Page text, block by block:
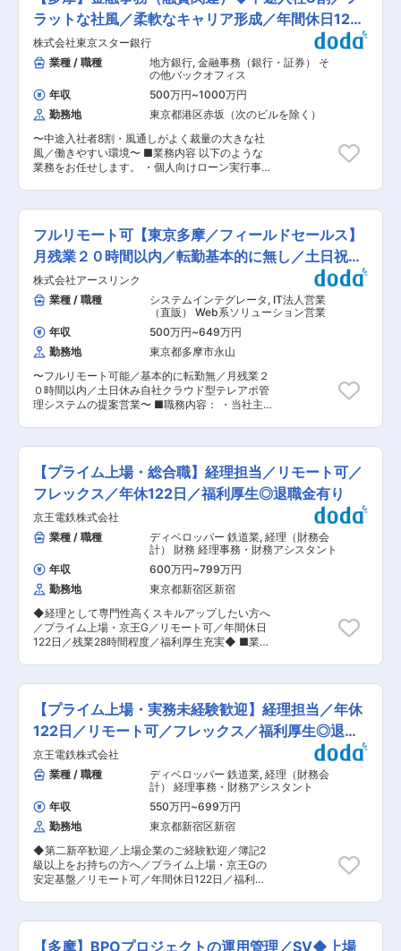
業務（国内・海外）＿調達契約、製造委託契約、
開発委託契約等 ・リスクマネジメント業務（事務
局会議体運営、資料作成・進捗管理・モニタリン
グ）） ・コンプライアンス業務 ・社内法律相談
（アライアンス推進、著作権関連等） ・訴訟・紛
争対応 ・他請求書処理、部内行事参画、関係省庁
連携等 日々の契約業務もございますが、リスクマ
ネジメントやコンプライアンスなど会社経営に関
連する業務にも力を入れております。将来的には
法務プロセスの効率化・標準化への取り組み、組
織課題に応じた法務観点からの改善提案、各事業
部との連携等にも携わっていただきたいと考えて
います。 ■組織構成： 人事総務部法務課は5名に
職種専門管理職としてまたは管理職候補としての
活躍を期待しています。ご自身の描くキャリアや
適性に応じて会社と相談の上選んでいただけま
す。 ■就業環境： 月平均残業は20時間以下、出
社を基本としていますが週1回在宅推奨日があ
り、年間休日128日とワークライフバランスも整
えられる環境です。当社は退職金制度や、住宅手
当制度等、福利厚生も充実しております。 ■企業
魅力： 当社は創立80年を超える工業ミシン世界
シェアトップのメーカー企業です。世界180ヵ国
で同社製品が導入されており、海外売上は8割以
上を占め、世界中の人々の生活を下支えしていま
す。当社製品は衣服や靴、鞄といったファッショ
載したハイテクノロジー工業製品にも使われてい
ます。 変更の範囲：会社の定める業務
ラットな社風／柔軟なキャリア形成／年間休日120
日
株式会社東京スター銀行
業種 / 職種
地方銀行, 金融事務（銀行・証券） そ
の他バックオフィス
年収
500万円~1000万円
勤務地
東京都港区赤坂（次のビルを除く）
〜中途入社者8割・風通しがよく裁量の大きな社
風／働きやすい環境〜 ■業務内容 以下のような
業務をお任せします。 ・個人向けローン実行事務
インや他部門との連携も実施いただきます。 ■組
織について クレジット＆ローンアドミニストレー
ション部（以下CLA部）は3ラインで構成されて
おり、法人/個人融資関連事務、債権保全・管理業
務を担当しています。本求人では、融資関連の登
録事務をお任せします。 ■魅力ポイント ・2001
年に創業した比較的新しい銀行です。他行と比較
してもベンチャーマインドが強く、若手であって
も実力があれば責任のある職務に登用する等、ス
ピード感と裁量をもてる環境です。 ・ラウンジ型
の店舗（完全予約制）や東京スター銀行唯一の商
品を持っており（国内唯一、永住権を持たない外
国人にも対応可能な住宅ローンなど）、他銀行に
はないユニークな特徴を持っています。 ■働き
方・転勤・評価制度等 ・年2回の公募・年1回のキ
ャリア希望アンケート・3年に1度人事が全行員と
たいという考え方に基づく制度設計をしていま
す。 自身の意思に基づいたキャリア形成がしやす
い環境です。 ・支店の8割が首都圏にあり、物理
的に転居をともなう異動が生じづらいです。銀行
としても転居を伴う異動を極力避ける考え方をし
ています。 ・全社としては週1回早帰りの退行日
を設定したり、年2回のリフレッシュウィークの
実施、連続5日間休暇の義務化なども行ってお
り、平均残業時間は10.5時間、平均有給取得率も
78.9％とワークライフバランスを保つことができ
ます ・育児休業取得率は女性100％、男性53.8％
と、安心してライフステージを迎えることができ
る点も魅力のひとつです。 ■ビジネスの方向性・
あるようなビジネスに今後も注力をしていく方針
です。 社内でも「チャレンジ」という言葉がよく
も、付加価値や差別化を意識し、前向きで明るい
イメージのある企業を目指しています。 変更の範
囲：会社の定める業務
フルリモート可【東京多摩／フィールドセールス】
月残業２０時間以内／転勤基本的に無し／土日祝休
み
株式会社アースリンク
業種 / 職種
システムインテグレータ , IT法人営業
（直販） Web系ソリューション営業
年収
500万円~649万円
勤務地
東京都多摩市永山
〜フルリモート可能／基本的に転勤無／月残業２
０時間以内／土日休み自社クラウド型テレアポ管
理システムの提案営業〜 ■職務内容： ・当社主
Salesforce向けに開発された専用のアプリケーシ
ョンでございます。 ■営業手法について： ・当
社インサイドセールスが獲得したアポイントを元
に課題解決を中心とした法人営業活動を、インサ
イドセールスと連携し推進いただきます。 ■入社
後の流れ： ・入社後3ヶ月の試用期間は社内での
インサイドセールスからお任せします。その後、
徐々にフィールドセールス(外勤営業)をお任せす
る想定です。 ■「Sakura」とは： ・クラウド型
テレアポ管理システムです。 ・インバウンド／ア
ウトバウンド関わらず、法人顧客のテレアポにお
けるあらゆる課題を解決するシステムです。 ・再
コール日時やmailでのコンタクトメールを設定し
ておくことで次のアクションを確実に実施するこ
とができ、音声データが自動録音されるため、ト
ークの質をマネジメントする事やノウハウの共有
へ加算（70−100%で支給） ■経営理念： ITで
「ありがとう」を。 ・私たちは、お客様に効果を
実感して頂けるITサービスを提供することで、一
つでも多くの「ありがとう」をいただけるよう、
努力しております。 ■組織構成： 配属先はM＆S
本部となり、部署平均年齢は27歳です。 17名
（フィールドセールス4名、インサイドセールス3
名、SV2名、パート8名） ■就業環境： ・残業月
20時間以内 ・転勤も基本的に無く、多摩地域で
長く働きたい方にお勧め ・チームワークを大切に
する社風 ■キャリア/スキルアップについて： ・
パフォーマンスとプロセス評価に分けて実施 (3ヶ
月毎) ・風土、カルチャー :オープンでコミュニケ
テランと様々であり、職種を超えた交流も盛ん。
■各種研修制度の充実： ・外部講師研修 ・サー
【プライム上場・総合職】経理担当／リモート可／
フレックス／年休122日／福利厚生◎退職金有り
京王電鉄株式会社
業種 / 職種
ディベロッパー 鉄道業, 経理（財務会
計） 財務 経理事務・財務アシスタント
年収
600万円~799万円
勤務地
東京都新宿区新宿
◆経理として専門性高くスキルアップしたい方へ
／プライム上場・京王G／リモート可／年間休日
122日／残業28時間程度／福利厚生充実◆ ■業務
プの経営を担っていただける方を歓迎します。 ・
京王電鉄単体の予決算業務（決算確定・予算集
計、法定書類作成等）、税務業務（税務判断等）
・連結業務（連結決算確定、各種分析） ・財務業
務（資金調達、金融機関対応、有価証券管理） ・
IR業務（IR、開示対応） ・グループ会社の経理業
務全般 ・各事業部や監査法人との相談、交渉など
■組織構成 京王電鉄本社または株式会社京王アカ
ウンティングへの出向となります。 ※出向先事業
内容：京王グループ各社等の経理・会計業務全
般、京王グループの連結決算・ディスクロージャ
ー業務、京王グループ各社からの資金の受け入れ
および貸し付けなど 京王電鉄本社の経理部門には
約60名が在籍し、同じフロアで業務を進めていま
す。資金担当、IR担当、決算・税務担当など業務
ごとに複数の担当がいます。経験の浅い業務につ
ー等にて知識を習得していただきます。まずはご
【プライム上場・実務未経験歓迎】経理担当／年休
122日／リモート可／フレックス／福利厚生◎退職
金有り
京王電鉄株式会社
業種 / 職種
ディベロッパー 鉄道業, 経理（財務会
計） 経理事務・財務アシスタント
年収
550万円~699万円
勤務地
東京都新宿区新宿
◆第二新卒歓迎／上場企業のご経験歓迎／簿記2
級以上をお持ちの方へ／プライム上場・京王Gの
安定基盤／リモート可／年間休日122日／福利厚
◇初任者の方も含めてお任せする業務 ・伝票処理
・経費精算、勘定科目管理 ・京王電鉄単体または
【多摩】BPOプロジェクトの運用管理／SV◆上場